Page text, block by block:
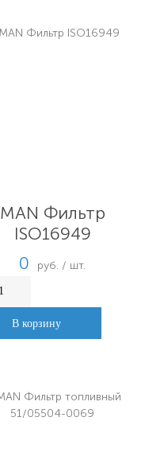
MAN Фильтр
ISO16949
0
руб. / шт.
В корзину